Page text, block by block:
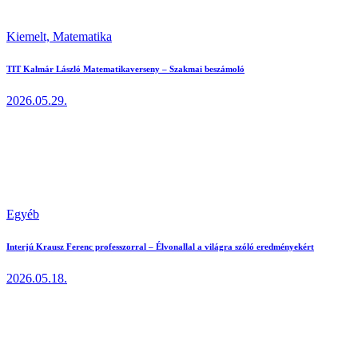
Kiemelt, Matematika
TIT Kalmár László Matematikaverseny – Szakmai beszámoló
2026.05.29.
Egyéb
Interjú Krausz Ferenc professzorral – Élvonallal a világra szóló eredményekért
2026.05.18.